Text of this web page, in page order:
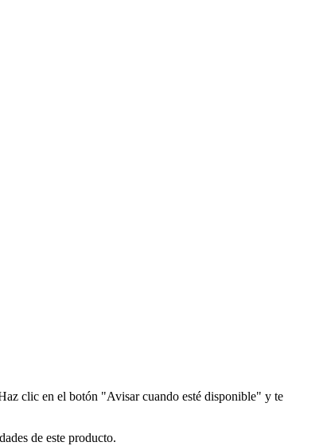
clic en el botón "Avisar cuando esté disponible" y te
de este producto.